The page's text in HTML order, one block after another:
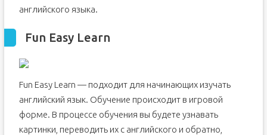
английского языка.
Fun Easy Learn
Fun Easy Learn — подходит для начинающих изучать
английский язык. Обучение происходит в игровой
форме. В процессе обучения вы будете узнавать
картинки, переводить их с английского и обратно,